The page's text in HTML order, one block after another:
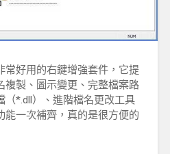
常好用的右鍵增強套件，它提
複製、圖示變更、完整檔案路
（*.dll）、進階檔名更改工具
能一次補齊，真的是很方便的